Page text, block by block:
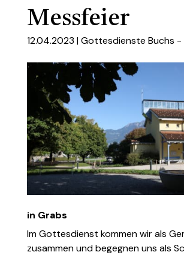
Messfeier
12.04.2023 |Gottesdienste Buchs -
in Grabs
Im Gottesdienst kommen wir als
zusammen und begegnen uns als